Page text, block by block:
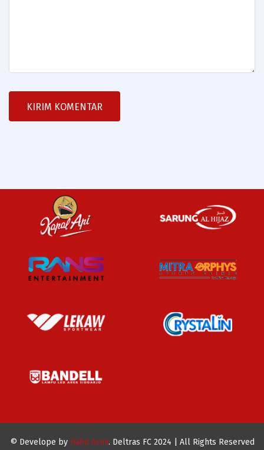
© Develope by Hafid Armi. Deltras FC 2024 | All Rights Reserved